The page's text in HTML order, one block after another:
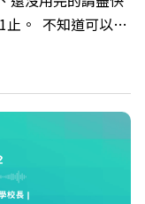
搶下破天荒的獨家
關注《遠見》更多
：
38jNi9k
止。 不知道可以在
專區，全台五千
！ ➡️
FMTaiwan 與
感到焦慮、害怕
或霸凌嗎？當工作
日常，我們不能只
人際互動底層的